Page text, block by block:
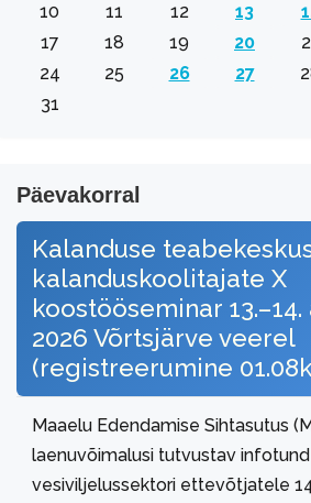
10
11 12 13
17
18 19 20
24
25 26 27
31
Päevakorral
Kalanduse
kalanduskoolitajate X
koostööseminar
2026 Võrtsjärve veerel
(registreerumine
Maaelu Edendamise Sihtasutus
laenuvõimalusi tutvustav
vesiviljelussektori ettevõtjatele